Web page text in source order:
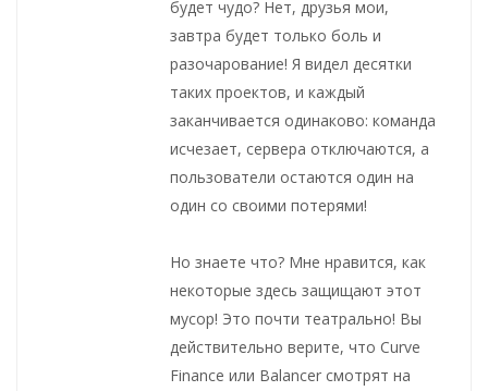
будет чудо? Нет, друзья мои,
завтра будет только боль и
разочарование! Я видел десятки
таких проектов, и каждый
заканчивается одинаково: команда
исчезает, сервера отключаются, а
пользователи остаются один на
один со своими потерями!
Но знаете что? Мне нравится, как
некоторые здесь защищают этот
мусор! Это почти театрально! Вы
действительно верите, что Curve
Finance или Balancer смотрят на